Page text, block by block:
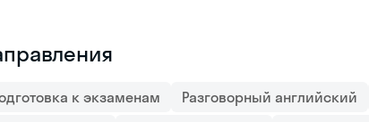
к экзаменам Разговорный английский